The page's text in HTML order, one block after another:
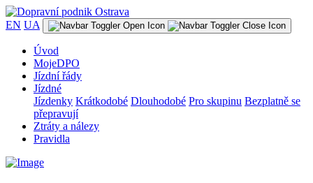
EN UA
Úvod
MojeDPO
Jízdní řády
Jízdné
Jízdenky Krátkodobé Dlouhodobé Pro skupinu Bezplatně se
přepravují
Ztráty a nálezy
Pravidla